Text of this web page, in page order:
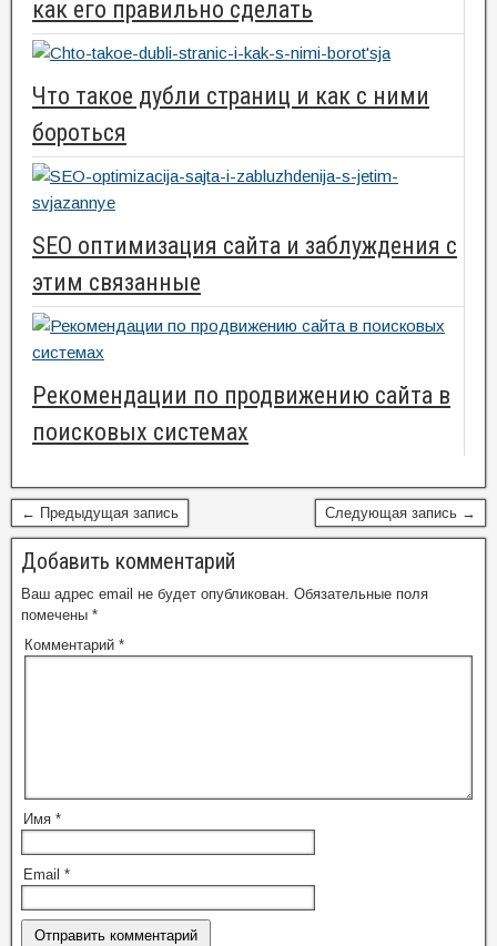
как его правильно сделать
Что такое дубли страниц и как с ними
бороться
SEO оптимизация сайта и заблуждения с
этим связанные
Рекомендации по продвижению сайта в
поисковых системах
← Предыдущая запись Следующая запись →
Добавить комментарий
Ваш адрес email не будет опубликован. Обязательные поля
помечены *
Комментарий *
Имя *
Email *